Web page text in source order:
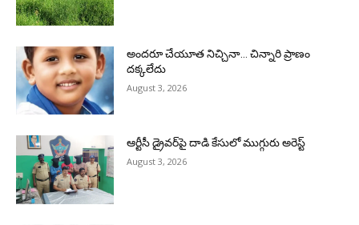
అందరూ చేయూత నిచ్చినా… చిన్నారి ప్రాణం
దక్కలేదు
August 3, 2026
ఆర్టీసీ డ్రైవర్‌పై దాడి కేసులో ముగ్గురు అరెస్ట్
August 3, 2026